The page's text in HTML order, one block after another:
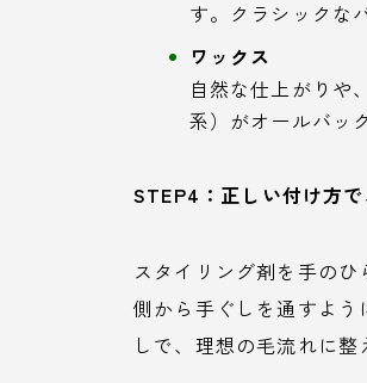
す。クラシックな
ワックス
自然な仕上がりや
系）がオールバッ
STEP4：正しい付け方
スタイリング剤を手の
側から手ぐしを通すよ
しで、理想の毛流れに整